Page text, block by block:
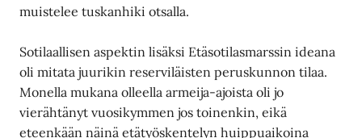
muistelee tuskanhiki otsalla.
Sotilaallisen aspektin lisäksi Etäsotilasmarssin ideana
oli mitata juurikin reserviläisten peruskunnon tilaa.
Monella mukana olleella armeija-ajoista oli jo
vierähtänyt vuosikymmen jos toinenkin, eikä
eteenkään näinä etätyöskentelyn huippuaikoina